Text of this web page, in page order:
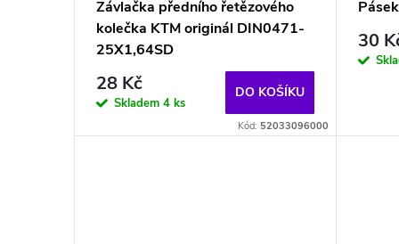
t
d
Závlačka předního řetězového
kolečka KTM originál DIN0471-
25X1,64SD
28 Kč
Skladem 4 ks
DO KOŠÍKU
Kód: 52033096000
30